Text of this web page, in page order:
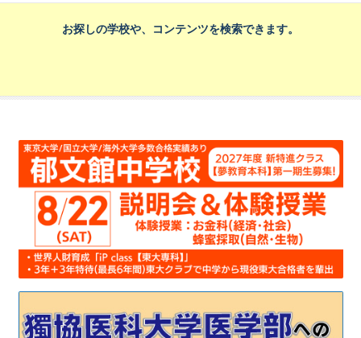
お探しの学校や、コンテンツを検索できます。